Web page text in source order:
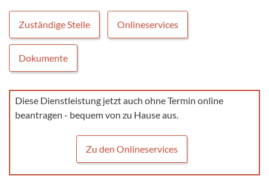
Zuständige Stelle Onlineservices
Dokumente
Diese Dienstleistung jetzt auch ohne Termin online
beantragen - bequem von zu Hause aus.
Zu den Onlineservices